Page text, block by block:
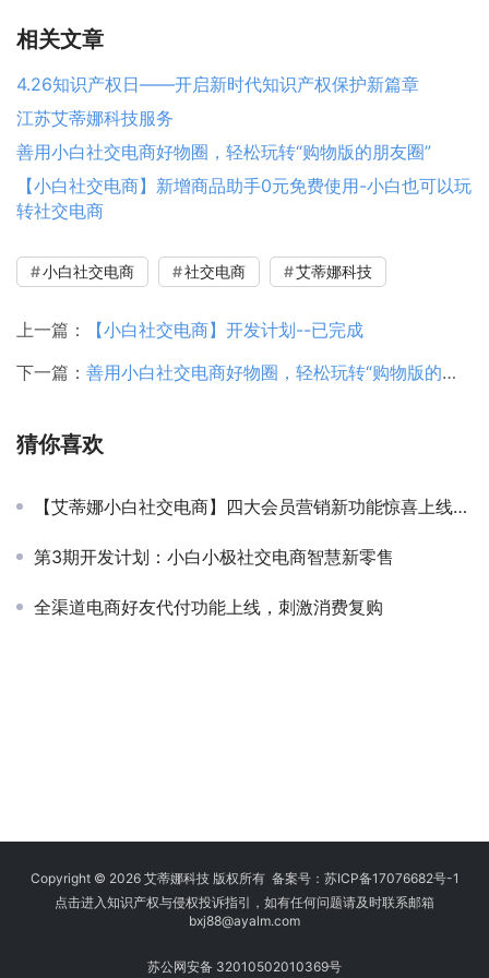
相关文章
4.26知识产权日——开启新时代知识产权保护新篇章
江苏艾蒂娜科技服务
善用小白社交电商好物圈，轻松玩转“购物版的朋友圈”
【小白社交电商】新增商品助手0元免费使用-小白也可以玩
转社交电商
小白社交电商 社交电商 艾蒂娜科技
上一篇：
【小白社交电商】开发计划--已完成
下一篇： 善用小白社交电商好物圈，轻松玩转“购物版的朋友圈”
猜你喜欢
【艾蒂娜小白社交电商】四大会员营销新功能惊喜上线！白小极帮你成长
第3期开发计划：小白小极社交电商智慧新零售
全渠道电商好友代付功能上线，刺激消费复购
Copyright © 2026 艾蒂娜科技 版权所有 备案号： 苏ICP备17076682号-1
点击进入知识产权与侵权投诉指引，如有任何问题请及时联系邮箱
bxj88@ayalm.com
苏公网安备 32010502010369号